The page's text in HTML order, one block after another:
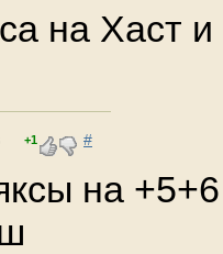
на Хаст
+1 #
на